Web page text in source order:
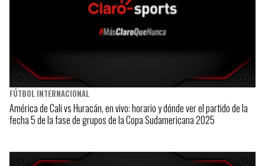
FÚTBOL INTERNACIONAL
América de Cali vs Huracán, en vivo: horario y dónde ver el partido de la
fecha 5 de la fase de grupos de la Copa Sudamericana 2025